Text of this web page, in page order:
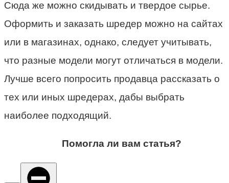
Сюда же можно скидывать и твердое сырье.
Оформить и заказать шредер можно на сайтах
или в магазинах, однако, следует учитывать,
что разные модели могут отличаться в модели.
Лучше всего попросить продавца рассказать о
тех или иных шредерах, дабы выбрать
наиболее подходящий.
Помогла ли вам статья?